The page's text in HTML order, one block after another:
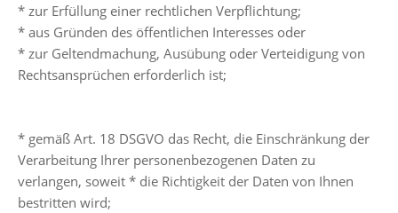
* zur Erfüllung einer rechtlichen Verpflichtung;
* aus Gründen des öffentlichen Interesses oder
* zur Geltendmachung, Ausübung oder Verteidigung von
Rechtsansprüchen erforderlich ist;
* gemäß Art. 18 DSGVO das Recht, die Einschränkung der
Verarbeitung Ihrer personenbezogenen Daten zu
verlangen, soweit * die Richtigkeit der Daten von Ihnen
bestritten wird;